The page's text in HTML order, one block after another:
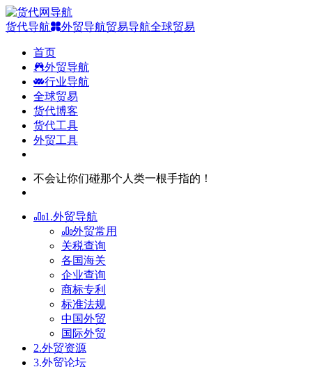
货代导航 外贸导航贸易导航全球贸易
首页
外贸导航
行业导航
全球贸易
货代博客
货代工具
外贸工具
不会让你们碰那个人类一根手指的！
1.外贸导航
外贸常用
关税查询
各国海关
企业查询
商标专利
标准法规
中国外贸
国际外贸
2.外贸资源
3.外贸论坛